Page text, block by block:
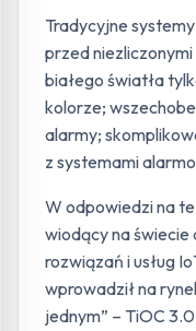
Tradycyjne
przed
białego światła
kolorze;
alarmy;
z systemami
W odpowiedzi na
wiodący na
rozwiązań i usług
wprowadził na
jednym” – TiOC